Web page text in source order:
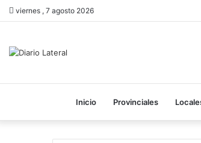
viernes , 7 agosto 2026
Inicio Provinciales